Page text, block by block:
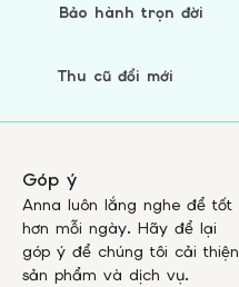
Bảo hành trọn đời
Thu cũ đổi mới
Góp ý
Anna luôn lắng nghe để tốt
hơn mỗi ngày. Hãy để lại
góp ý để chúng tôi cải thiện
sản phẩm và dịch vụ.